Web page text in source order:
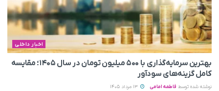
اخبار داخلی
بهترین سرمایه‌گذاری با ۵۰۰ میلیون تومان در سال ۱۴۰۵؛ مقایسه
کامل گزینه‌های سودآور
نوشته شده توسط فاطمه امامی